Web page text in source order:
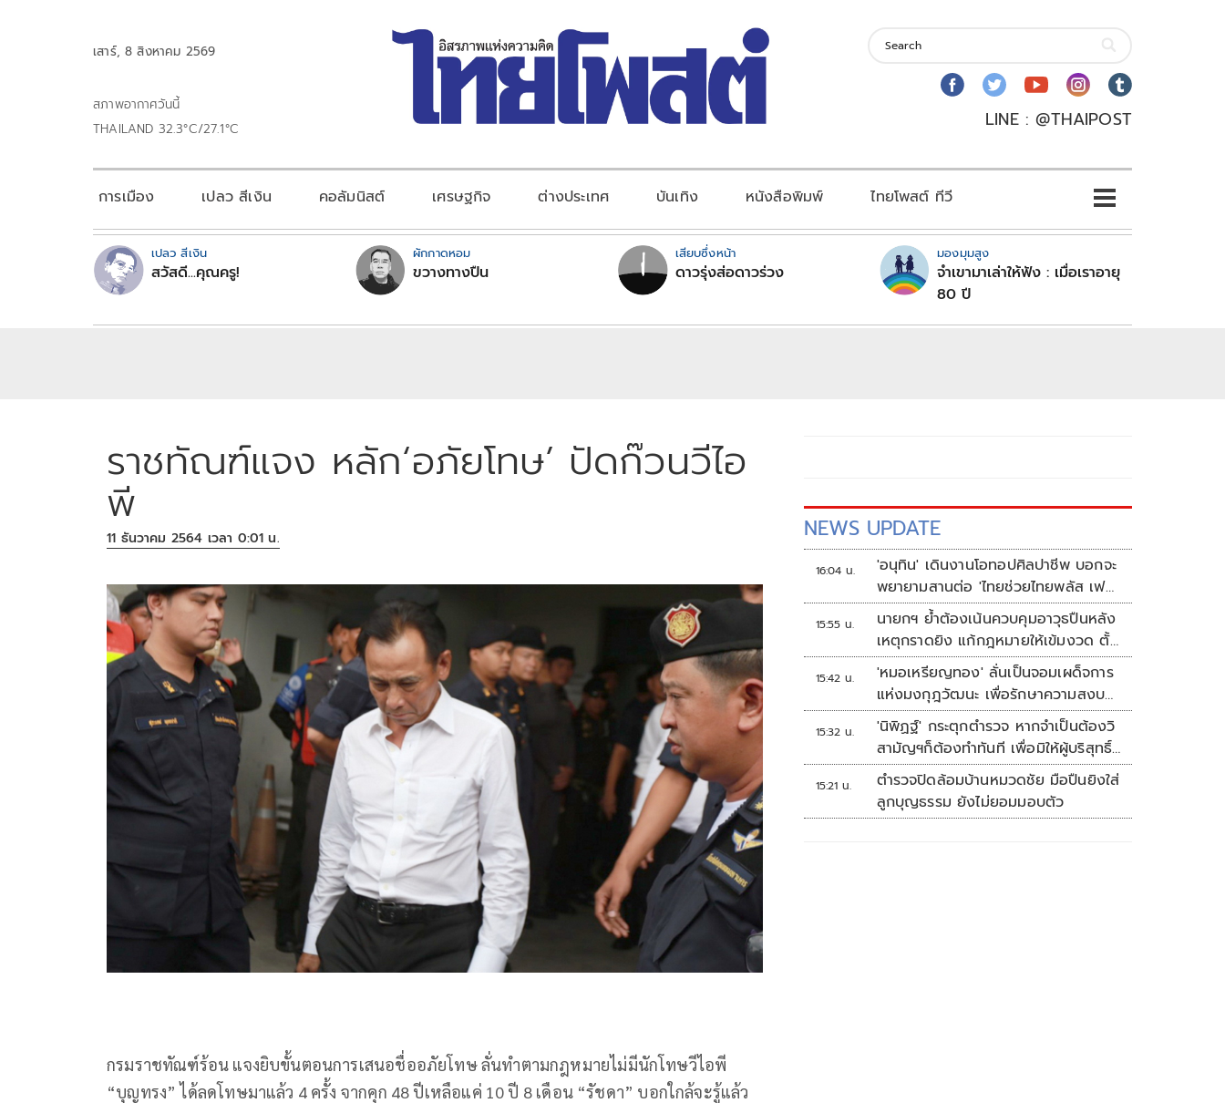
เสาร์, 8 สิงหาคม 2569
สภาพอากาศวันนี้
THAILAND 32.3°C/27.1°C
LINE : @THAIPOST
การเมือง เปลว สีเงิน คอลัมนิสต์ เศรษฐกิจ ต่างประเทศ บันเทิง หนังสือพิมพ์ ไทยโพสต์ ทีวี
เปลว สีเงิน
สวัสดี...คุณครู!
ผักกาดหอม
ขวางทางปืน
เสียบซึ่งหน้า
ดาวรุ่งส่อดาวร่วง
มองมุมสูง
จำเขามาเล่าให้ฟัง : เมื่อเราอายุ
80 ปี
ราชทัณฑ์แจง หลัก‘อภัยโทษ’ ปัดก๊วนวีไอ
พี
11 ธันวาคม 2564 เวลา 0:01 น.
กรมราชทัณฑ์ร้อน แจงยิบขั้นตอนการเสนอชื่ออภัยโทษ ลั่นทำตามกฎหมายไม่มีนักโทษวีไอพี
“บุญทรง” ได้ลดโทษมาแล้ว 4 ครั้ง จากคุก 48 ปีเหลือแค่ 10 ปี 8 เดือน “รัชดา” บอกใกล้จะรู้แล้ว
NEWS UPDATE
16:04 น.
'อนุทิน' เดินงานโอทอปศิลปาชีพ บอกจะ
พยายามสานต่อ 'ไทยช่วยไทยพลัส เฟส
2'
15:55 น.
นายกฯ ย้ำต้องเน้นควบคุมอาวุธปืนหลัง
เหตุกราดยิง แก้กฎหมายให้เข้มงวด ตั้ง
ด่านตรวจเพิ่ม
15:42 น.
'หมอเหรียญทอง' ลั่นเป็นจอมเผด็จการ
แห่งมงกุฎวัฒนะ เพื่อรักษาความสงบ
ปลอดภัยภายในรพ.
15:32 น.
'นิพิฏฐ์' กระตุกตำรวจ หากจำเป็นต้องวิ
สามัญฯก็ต้องทำทันที เพื่อมิให้ผู้บริสุทธิ์
เสียชีวิตเพิ่ม
15:21 น.
ตำรวจปิดล้อมบ้านหมวดชัย มือปืนยิงใส่
ลูกบุญธรรม ยังไม่ยอมมอบตัว